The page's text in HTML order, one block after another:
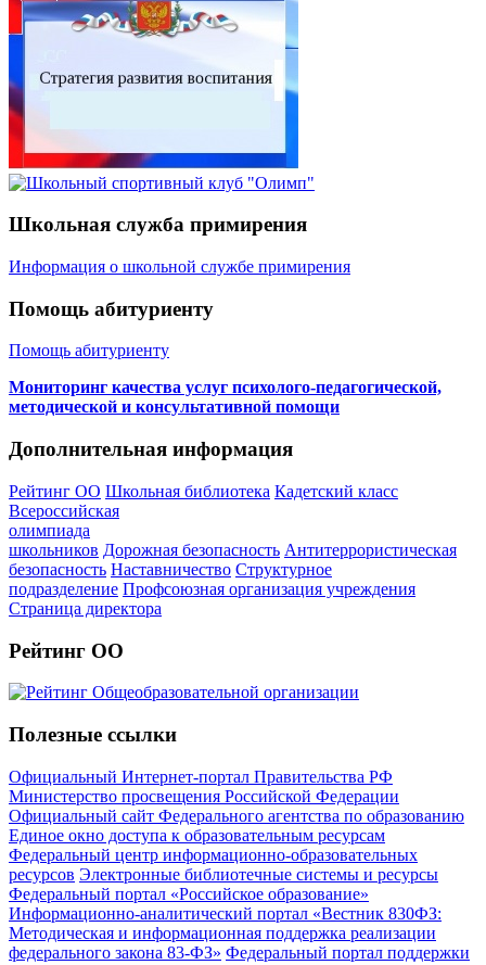
Школьная служба примирения
Информация о школьной службе примирения
Помощь абитуриенту
Помощь абитуриенту
Мониторинг качества услуг психолого-педагогической,
методической и консультативной помощи
Дополнительная информация
Рейтинг ОО Школьная библиотека Кадетский класс
Всероссийская
олимпиада
школьников Дорожная безопасность Антитеррористическая
безопасность Наставничество Структурное
подразделение Профсоюзная организация учреждения
Страница директора
Рейтинг ОО
Полезные ссылки
Официальный Интернет-портал Правительства РФ
Министерство просвещения Российской Федерации
Официальный сайт Федерального агентства по образованию
Единое окно доступа к образовательным ресурсам
Федеральный центр информационно-образовательных
ресурсов Электронные библиотечные системы и ресурсы
Федеральный портал «Российское образование»
Информационно-аналитический портал «Вестник 830ФЗ:
Методическая и информационная поддержка реализации
федерального закона 83-ФЗ» Федеральный портал поддержки